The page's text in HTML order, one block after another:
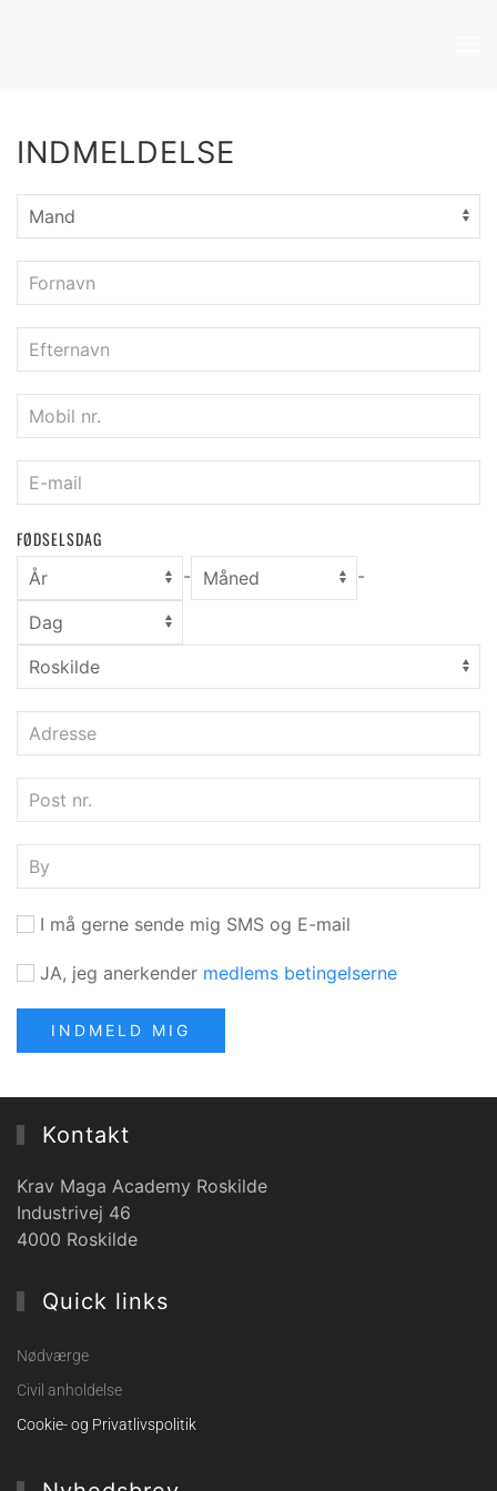
INDMELDELSE
FØDSELSDAG
- -
I må gerne sende mig SMS og E-mail
JA, jeg anerkender medlems betingelserne
INDMELD MIG
Kontakt
Krav Maga Academy Roskilde
Industrivej 46
4000 Roskilde
Quick links
Nødværge
Civil anholdelse
Cookie- og Privatlivspolitik